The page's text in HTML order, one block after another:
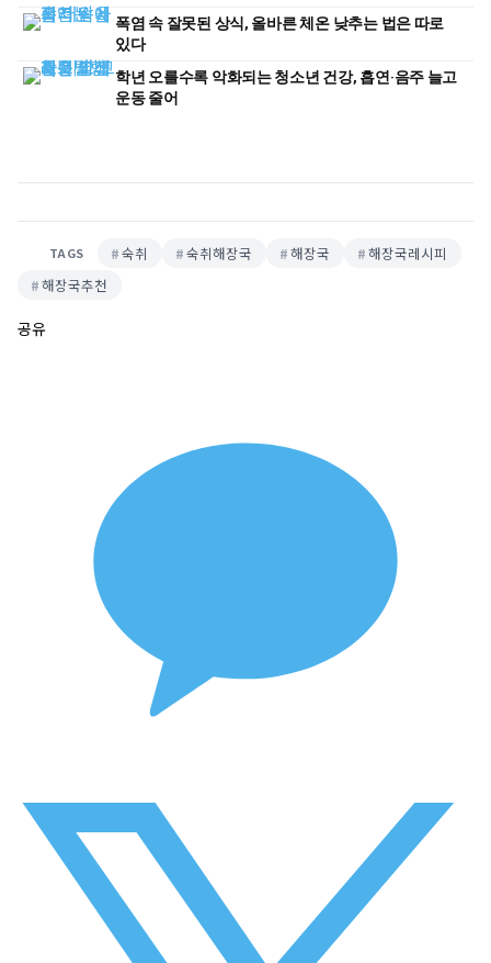
폭염 속 잘못된 상식, 올바른 체온 낮추는 법은 따로
있다
학년 오를수록 악화되는 청소년 건강, 흡연·음주 늘고
운동 줄어
TAGS 숙취 숙취해장국 해장국
해장국레시피
해장국추천
공유